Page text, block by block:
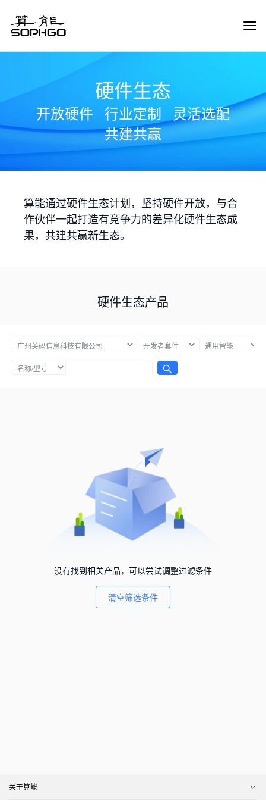
硬件生态
开放硬件 行业定制
灵活选配
共建共赢
算能通过硬件生态计划，坚持硬件开放，与合
作伙伴一起打造有竞争力的差异化硬件生态成
果，共建共赢新生态。
硬件生态产品
没有找到相关产品，可以尝试调整过滤条件
清空筛选条件
关于算能